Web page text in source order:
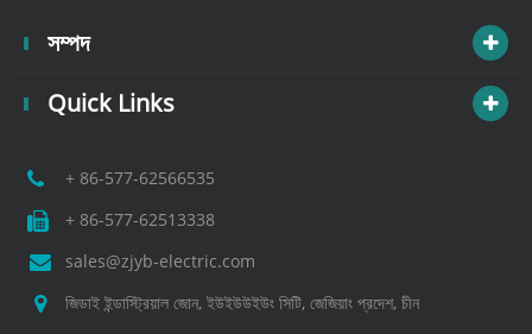
সম্পদ
Quick Links
+ 86-577-62566535
+ 86-577-62513338
sales@zjyb-electric.com
জিডাই ইন্ডাস্ট্রিয়াল জোন, ইউইউউইউং সিটি, জেজিয়াং প্রদেশ, চীন